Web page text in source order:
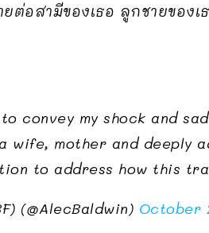
ต่อสามีของเธอ ลูกชายของ
convey my shock and
wife, mother and deeply
to address how this
(@AlecBaldwin) October